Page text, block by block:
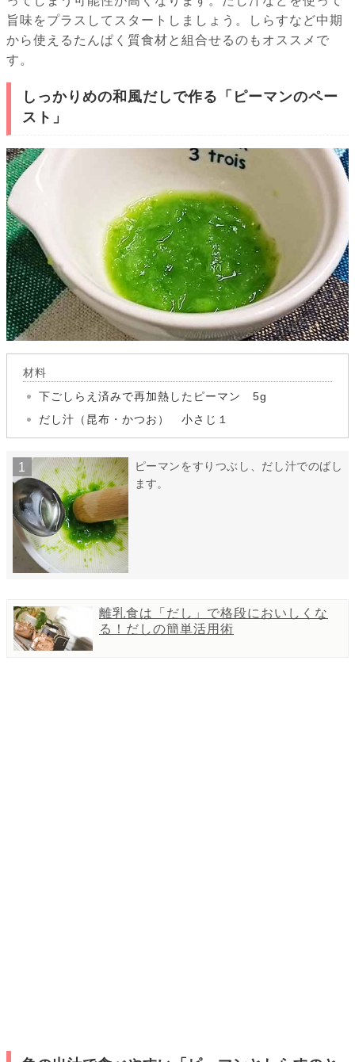
旨味をプラスしてスタートしましょう。しらすなど中期
から使えるたんぱく質食材と組合せるのもオススメで
す。
しっかりめの和風だしで作る「ピーマンのペー
スト」
材料
下ごしらえ済みで再加熱したピーマン 5g
だし汁（昆布・かつお） 小さじ１
ピーマンをすりつぶし、だし汁でのばし
ます。
離乳食は「だし」で格段においしくな
る！だしの簡単活用術